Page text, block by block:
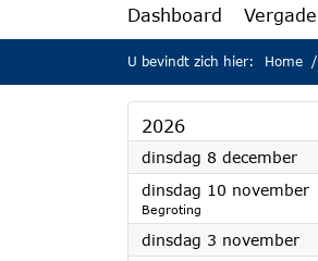
Dashboard
U bevindt zich hier: Home
2026
dinsdag 8 december
dinsdag 10 november
Begroting
dinsdag 3 november